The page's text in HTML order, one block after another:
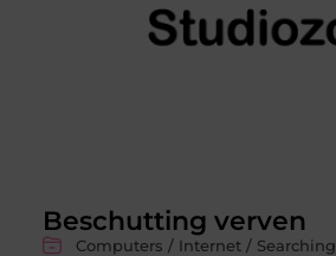
Beschutting verven
Computers / Internet / Searching